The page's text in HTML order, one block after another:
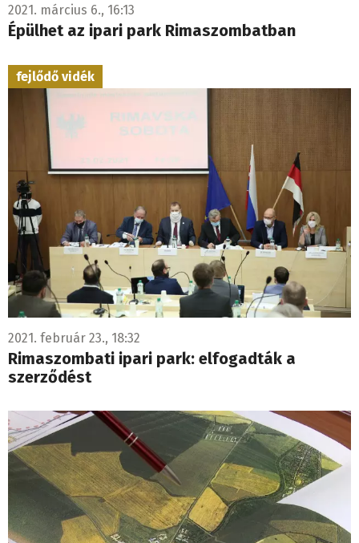
2021. március 6., 16:13
Épülhet az ipari park Rimaszombatban
fejlődő vidék
2021. február 23., 18:32
Rimaszombati ipari park: elfogadták a
szerződést